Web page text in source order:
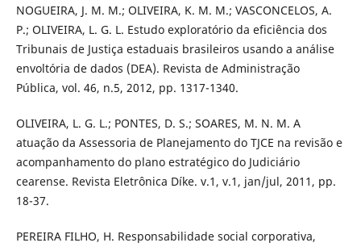
NOGUEIRA, J. M. M.; OLIVEIRA, K. M. M.; VASCONCELOS, A.
P.; OLIVEIRA, L. G. L. Estudo exploratório da eficiência dos
Tribunais de Justiça estaduais brasileiros usando a análise
envoltória de dados (DEA). Revista de Administração
Pública, vol. 46, n.5, 2012, pp. 1317-1340.
OLIVEIRA, L. G. L.; PONTES, D. S.; SOARES, M. N. M. A
atuação da Assessoria de Planejamento do TJCE na revisão e
acompanhamento do plano estratégico do Judiciário
cearense. Revista Eletrônica Díke. v.1, v.1, jan/jul, 2011, pp.
18-37.
PEREIRA FILHO, H. Responsabilidade social corporativa,